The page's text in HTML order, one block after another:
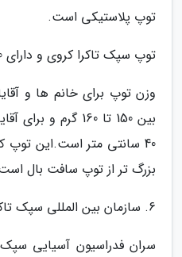
توپ پلاستیکی است.
توپ سپک تاکرا کروی و دارای 20 تقاطع است.
وزن توپ برای خانم ها و
40 سانتی متر است.این
بزرگ تر از توپ سافت بال
6. سازمان بین المللی سپک تاکرا: